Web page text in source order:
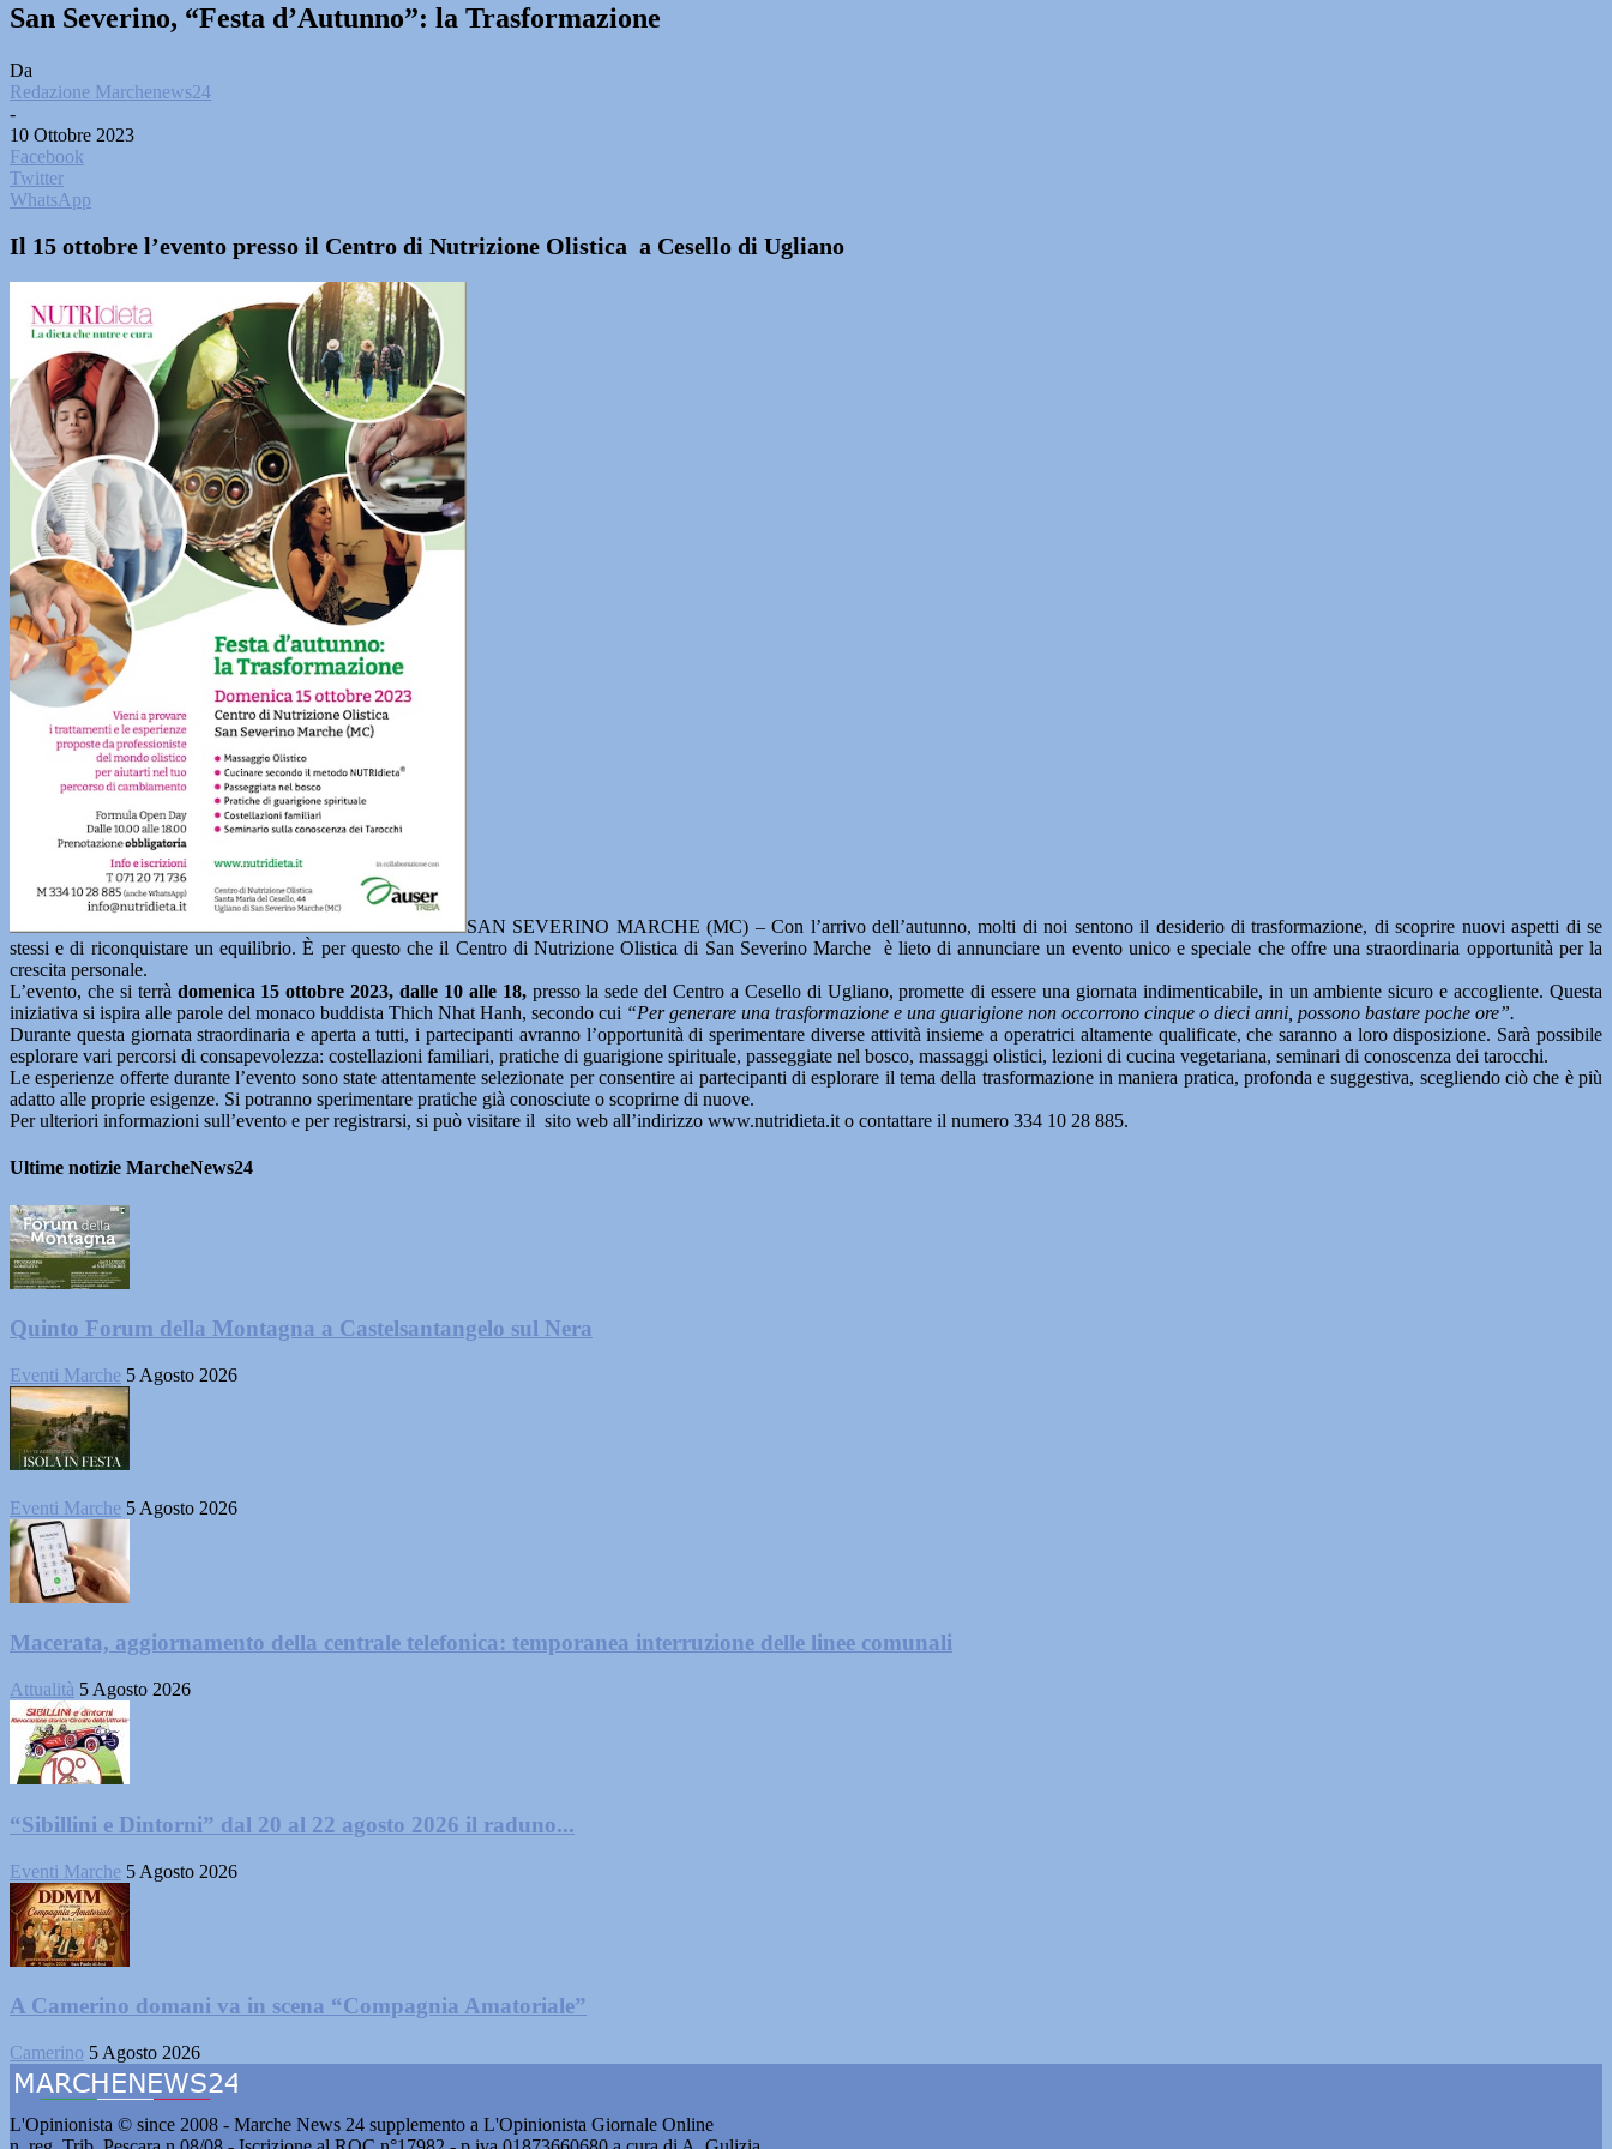
San Severino, “Festa d’Autunno”: la Trasformazione
Da
Redazione Marchenews24
-
10 Ottobre 2023
Facebook
Twitter
WhatsApp
Il 15 ottobre l’evento presso il Centro di Nutrizione Olistica a Cesello di Ugliano
SAN SEVERINO MARCHE (MC) – Con l’arrivo dell’autunno, molti di noi sentono il desiderio di trasformazione, di scoprire nuovi aspetti di se
stessi e di riconquistare un equilibrio. È per questo che il Centro di Nutrizione Olistica di San Severino Marche è lieto di annunciare un evento unico e speciale che offre una straordinaria opportunità per la
crescita personale.
L’evento, che si terrà domenica 15 ottobre 2023, dalle 10 alle 18,presso la sede del Centro a Cesello di Ugliano, promette di essere una giornata indimenticabile, in un ambiente sicuro e accogliente. Questa
iniziativa si ispira alle parole del monaco buddista Thich Nhat Hanh, secondo cui “Per generare una trasformazione e una guarigione non occorrono cinque o dieci anni, possono bastare poche ore”.
Durante questa giornata straordinaria e aperta a tutti, i partecipanti avranno l’opportunità di sperimentare diverse attività insieme a operatrici altamente qualificate, che saranno a loro disposizione. Sarà possibile
esplorare vari percorsi di consapevolezza: costellazioni familiari, pratiche di guarigione spirituale, passeggiate nel bosco, massaggi olistici, lezioni di cucina vegetariana, seminari di conoscenza dei tarocchi.
Le esperienze offerte durante l’evento sono state attentamente selezionate per consentire ai partecipanti di esplorare il tema della trasformazione in maniera pratica, profonda e suggestiva, scegliendo ciò che è più
adatto alle proprie esigenze. Si potranno sperimentare pratiche già conosciute o scoprirne di nuove.
Per ulteriori informazioni sull’evento e per registrarsi, si può visitare il sito web all’indirizzo www.nutridieta.it o contattare il numero 334 10 28 885.
Ultime notizie MarcheNews24
Quinto Forum della Montagna a Castelsantangelo sul Nera
Eventi Marche 5 Agosto 2026
Eventi Marche 5 Agosto 2026
Macerata, aggiornamento della centrale telefonica: temporanea interruzione delle linee comunali
Attualità 5 Agosto 2026
“Sibillini e Dintorni” dal 20 al 22 agosto 2026 il raduno...
Eventi Marche 5 Agosto 2026
A Camerino domani va in scena “Compagnia Amatoriale”
Camerino 5 Agosto 2026
L'Opinionista © since 2008 - Marche News 24 supplemento a L'Opinionista Giornale Online